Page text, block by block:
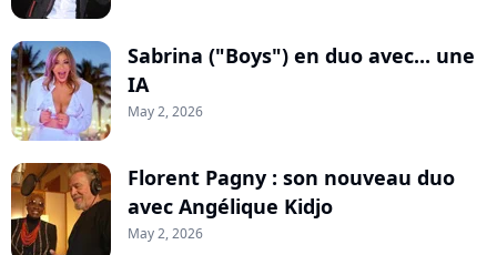
Sabrina ("Boys") en duo avec... une
IA
May 2, 2026
Florent Pagny : son nouveau duo
avec Angélique Kidjo
May 2, 2026